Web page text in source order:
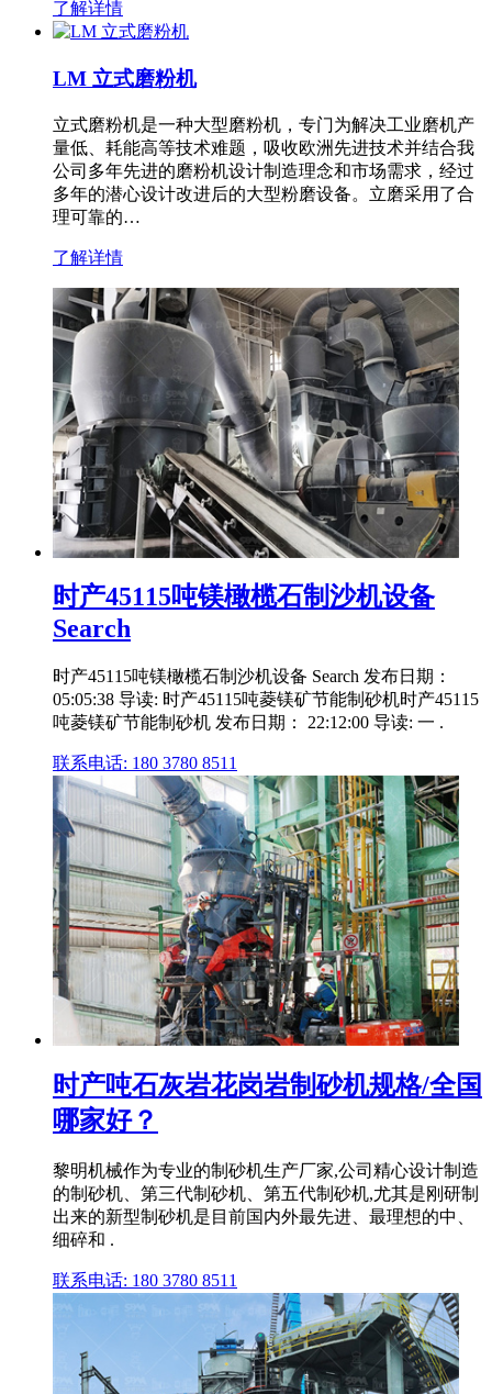
了解详情
LM 立式磨粉机
立式磨粉机是一种大型磨粉机，专门为解决工业磨机产
量低、耗能高等技术难题，吸收欧洲先进技术并结合我
公司多年先进的磨粉机设计制造理念和市场需求，经过
多年的潜心设计改进后的大型粉磨设备。立磨采用了合
理可靠的…
了解详情
时产45115吨镁橄榄石制沙机设备
Search
时产45115吨镁橄榄石制沙机设备 Search 发布日期：
05:05:38 导读: 时产45115吨菱镁矿节能制砂机时产45115
吨菱镁矿节能制砂机 发布日期： 22:12:00 导读: 一 .
联系电话: 180 3780 8511
时产吨石灰岩花岗岩制砂机规格/全国
哪家好？
黎明机械作为专业的制砂机生产厂家,公司精心设计制造
的制砂机、第三代制砂机、第五代制砂机,尤其是刚研制
出来的新型制砂机是目前国内外最先进、最理想的中、
细碎和 .
联系电话: 180 3780 8511